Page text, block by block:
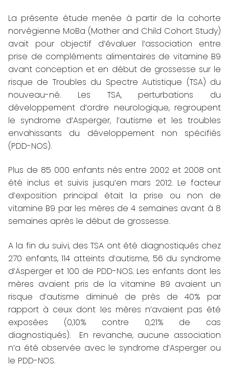
La présente étude menée à partir de la cohorte
norvégienne MoBa (Mother and Child Cohort Study)
avait pour objectif d’évaluer l’association entre
prise de compléments alimentaires de vitamine B9
avant conception et en début de grossesse sur le
risque de Troubles du Spectre Autistique (TSA) du
nouveau-né. Les TSA, perturbations du
développement d’ordre neurologique, regroupent
le syndrome d’Asperger, l’autisme et les troubles
envahissants du développement non spécifiés
(PDD-NOS).
Plus de 85 000 enfants nés entre 2002 et 2008 ont
été inclus et suivis jusqu’en mars 2012. Le facteur
d’exposition principal était la prise ou non de
vitamine B9 par les mères de 4 semaines avant à 8
semaines après le début de grossesse.
A la fin du suivi, des TSA ont été diagnostiqués chez
270 enfants, 114 atteints d’autisme, 56 du syndrome
d’Asperger et 100 de PDD-NOS. Les enfants dont les
mères avaient pris de la vitamine B9 avaient un
risque d’autisme diminué de près de 40% par
rapport à ceux dont les mères n’avaient pas été
exposées (0,10% contre 0,21% de cas
diagnostiqués). En revanche, aucune association
n’a été observée avec le syndrome d’Asperger ou
le PDD-NOS.